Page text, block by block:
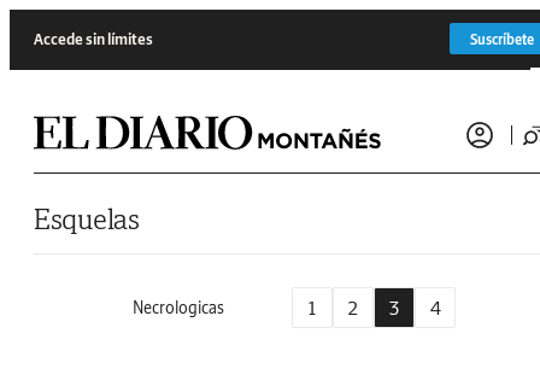
Accede sin límites Suscríbete
Esquelas
Necrologicas 1 2 3 4